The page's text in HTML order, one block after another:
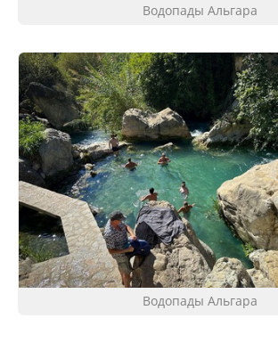
Водопады Альгара
Водопады Альгара